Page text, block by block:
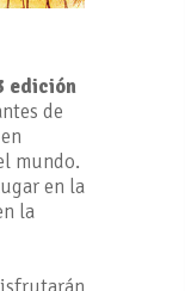
edición
de
mundo.
en la
la